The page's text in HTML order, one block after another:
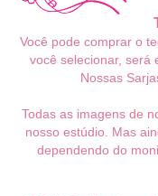
Você pode comprar o
você selecionar, será
Nossas
Todas as imagens de
nosso estúdio. Mas
dependendo do